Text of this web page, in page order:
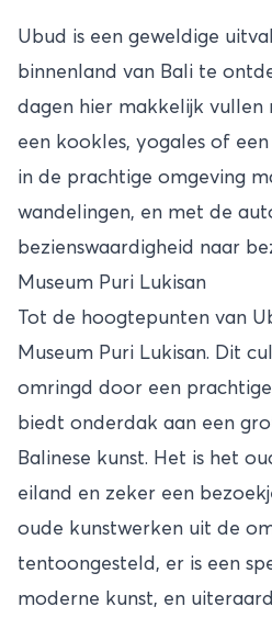
Ubud is een geweldige
binnenland van Bali te
dagen hier makkelijk vullen
een kookles, yogales of
in de prachtige omgeving
wandelingen, en met de
bezienswaardigheid naar
Museum Puri Lukisan
Tot de hoogtepunten van
Museum Puri Lukisan. Dit
omringd door een
biedt onderdak aan een
Balinese kunst. Het is het
eiland en zeker een
oude kunstwerken uit de
tentoongesteld, er is een
moderne kunst, en